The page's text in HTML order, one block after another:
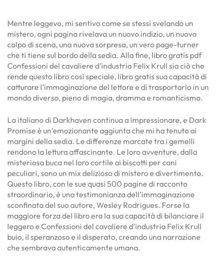
Mentre leggevo, mi sentivo come se stessi svelando un
mistero, ogni pagina rivelava un nuovo indizio, un nuovo
colpo di scena, una nuova sorpresa, un vero page-turner
che ti tiene sul bordo della sedia. Alla fine, libro gratis pdf
Confessioni del cavaliere d’industria Felix Krull sia ciò che
rende questo libro così speciale, libro gratis sua capacità di
catturare l’immaginazione del lettore e di trasportarlo in un
mondo diverso, pieno di magia, dramma e romanticismo.
La italiano di Darkhaven continua a impressionare, e Dark
Promise è un’emozionante aggiunta che mi ha tenuto ai
margini della sedia. Le differenze marcate tra i gemelli
rendono la lettura affascinante. Le loro avventure, dalla
misteriosa buca nel loro cortile ai biscotti per cani
peculiari, sono un mix delizioso di mistero e divertimento.
Questo libro, con le sue quasi 500 pagine di racconto
straordinario, è una testimonianza dell’immaginazione
sconfinata del suo autore, Wesley Rodrigues. Forse la
maggiore forza del libro era la sua capacità di bilanciare il
leggero e Confessioni del cavaliere d’industria Felix Krull
buio, il speranzoso e il disperato, creando una narrazione
che sembrava autenticamente umana.